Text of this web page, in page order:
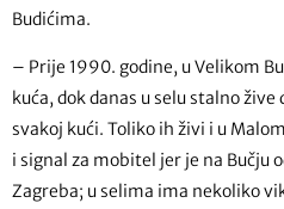
Budićima.
– Prije 1990. godine, u Velikom
kuća, dok danas u selu stalno žive
svakoj kući. Toliko ih živi i u
i signal za mobitel jer je na Bučju
Zagreba; u selima ima nekoliko